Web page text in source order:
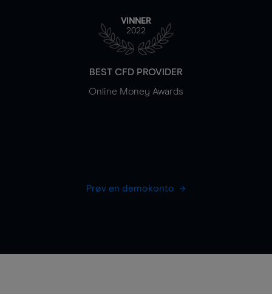
VINNER
2022
BEST CFD PROVIDER
Online Money Awards
Prøv en demokonto